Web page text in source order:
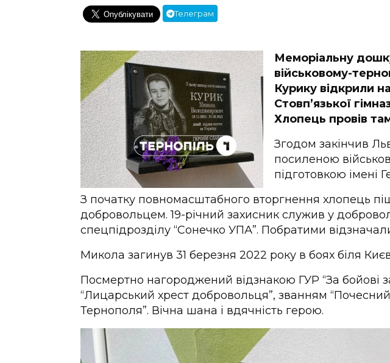
Телеграм
Меморіальну
військовому-
Курику відкрили
Стовп’язької
Хлопець провів
Згодом закінчив
посиленою
підготовкою імені
З початку повномасштабного вторгнення хлопець
добровольцем. 19-річний захисник служив у
спецпідрозділу “Сонечко УПА”. Побратими
Микола загинув 31 березня 2022 року в боях біля
Посмертно нагороджений відзнакою ГУР “За бойові
“Лицарський хрест добровольця”, званням
Тернополя”. Вічна шана і вдячність герою.